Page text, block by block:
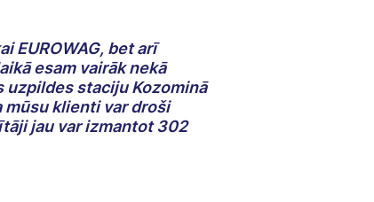
EUROWAG, bet arī
esam vairāk nekā
staciju Kozominā
mūsu klienti var droši
jau var izmantot 302